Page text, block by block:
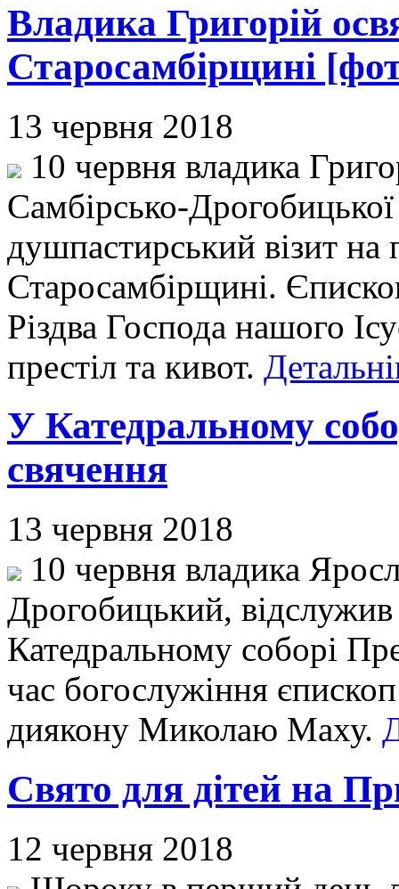
Владика Григорій
Старосамбірщині
13 червня 2018
10 червня владика
Самбірсько-Дрогобицької
душпастирський візит на
Старосамбірщині.
Різдва Господа нашого
престіл та кивот.
У Катедральному
свячення
13 червня 2018
10 червня владика
Дрогобицький,
Катедральному соборі
час богослужіння
диякону Миколаю Маху.
Свято для дітей на
12 червня 2018